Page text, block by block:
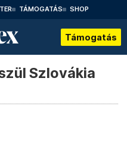
TÁMOGATÁS SHOP
Támogatás
Szlovákia